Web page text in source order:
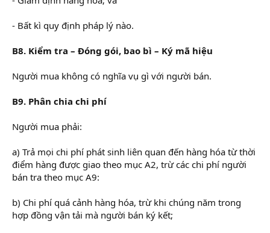
- Bất kì quy định pháp lý nào.
B8. Kiểm tra – Đóng gói, bao bì – Ký mã hiệu
Người mua không có nghĩa vụ gì với người bán.
B9. Phân chia chi phí
Người mua phải:
a) Trả mọi chi phí phát sinh liên quan đến hàng hóa từ thời
điểm hàng được giao theo mục A2, trừ các chi phí người
bán tra theo mục A9:
b) Chi phí quá cảnh hàng hóa, trừ khi chúng năm trong
hợp đồng vận tải mà người bán ký kết;